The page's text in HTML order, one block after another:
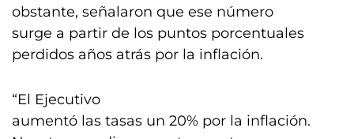
obstante, señalaron que ese número
surge a partir de los puntos porcentuales
perdidos años atrás por la inflación.
“El Ejecutivo
aumentó las tasas un 20% por la inflación.